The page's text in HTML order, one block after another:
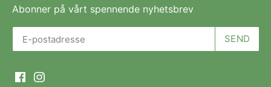
Abonner på vårt spennende nyhetsbrev